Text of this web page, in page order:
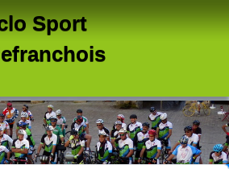
Sport
cookies